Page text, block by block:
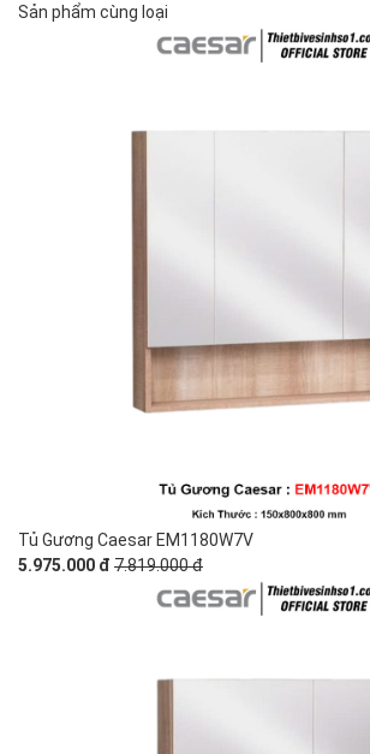
Sản phẩm cùng loại
Tủ Gương Caesar EM1180W7V
5.975.000 đ 7.819.000 đ